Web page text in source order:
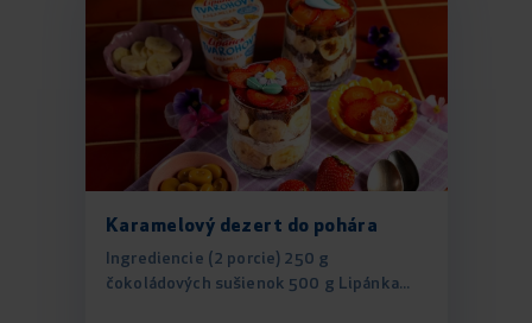
Karamelový dezert do pohára
Ingrediencie (2 porcie) 250 g
čokoládových sušienok 500 g Lipánka...